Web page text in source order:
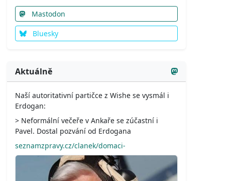
Mastodon
Bluesky
Aktuálně
Naší autoritativní partičce z Wishe se vysmál i
Erdogan:
> Neformální večeře v Ankaře se zúčastní i
Pavel. Dostal pozvání od Erdogana
seznamzpravy.cz/clanek/domaci-